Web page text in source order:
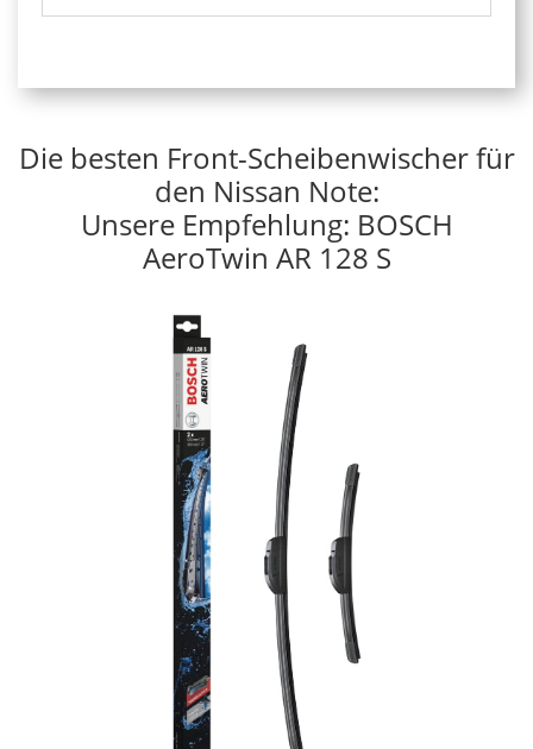
Die besten Front-Scheibenwischer für
den Nissan Note:
Unsere Empfehlung: BOSCH
AeroTwin AR 128 S